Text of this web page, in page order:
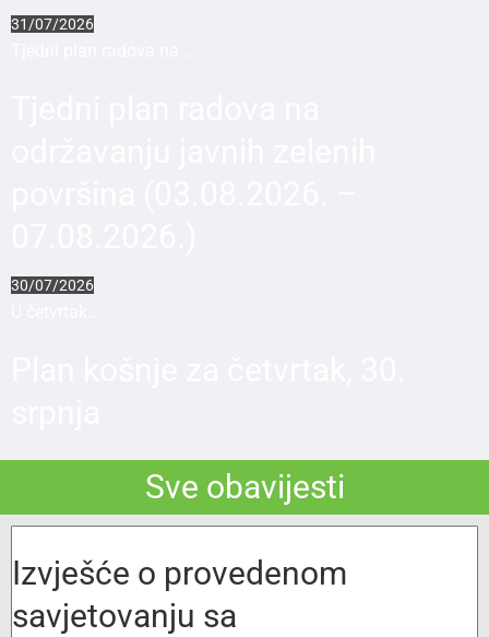
31/07/2026
30/07/2026
Sve obavijesti
Izvješće o provedenom
savjetovanju sa